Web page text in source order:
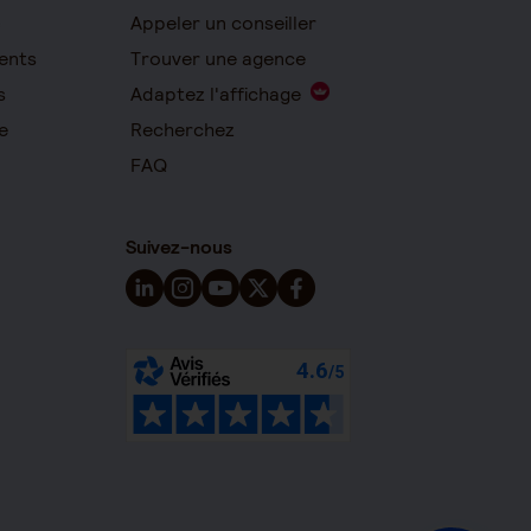
Appeler un conseiller
Trouver une agence
Adaptez l'affichage
Recherchez
FAQ
Suivez-nous
Suivez-nous sur LinkedIn - Nouvelle fenêtre
Suivez-nous sur Instagram - Nouvelle
Suivez-nous sur YouTube - Nouvelle
Suivez-nous sur X - Nouvelle
Suivez-nous sur Facebook